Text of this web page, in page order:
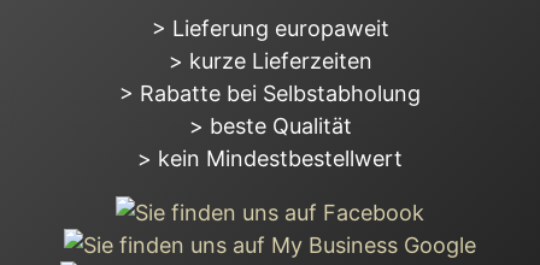
> Lieferung europaweit
> kurze Lieferzeiten
> Rabatte bei Selbstabholung
> beste Qualität
> kein Mindestbestellwert